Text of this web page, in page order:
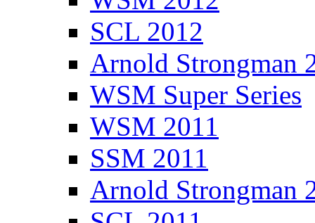
SCL 2012
Arnold Strongman
WSM Super Series
WSM 2011
SSM 2011
Arnold Strongman